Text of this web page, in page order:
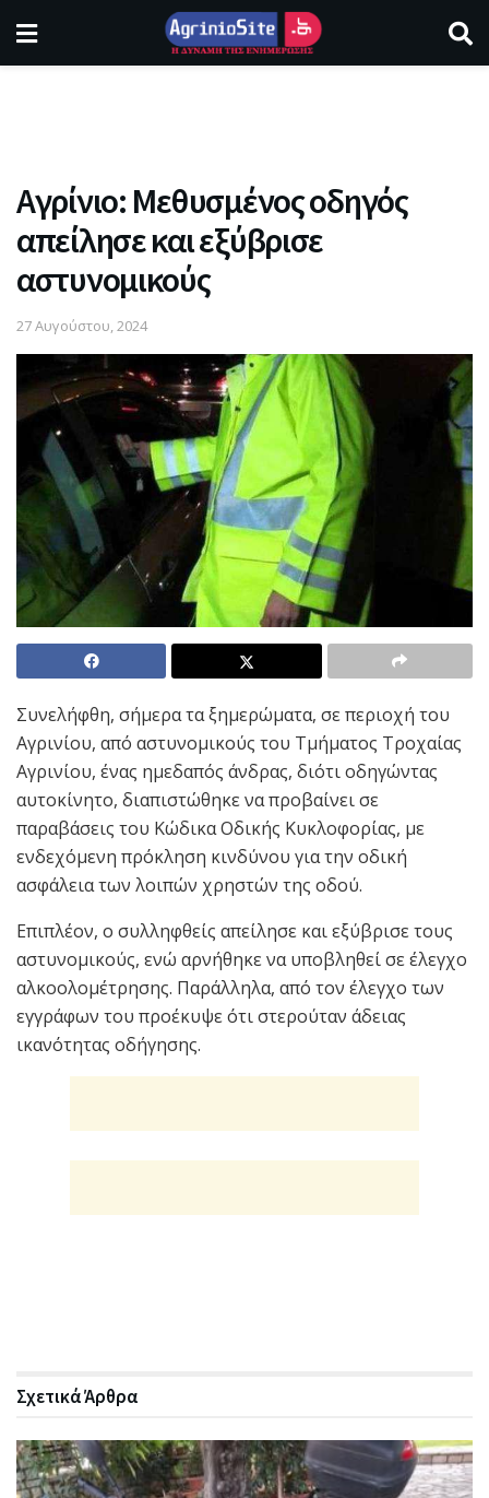
Αγρίνιο: Μεθυσμένος οδηγός
απείλησε και εξύβρισε
αστυνομικούς
27 Αυγούστου, 2024
Συνελήφθη, σήμερα τα ξημερώματα, σε περιοχή του
Αγρινίου, από αστυνομικούς του Τμήματος Τροχαίας
Αγρινίου, ένας ημεδαπός άνδρας, διότι οδηγώντας
αυτοκίνητο, διαπιστώθηκε να προβαίνει σε
παραβάσεις του Κώδικα Οδικής Κυκλοφορίας, με
ενδεχόμενη πρόκληση κινδύνου για την οδική
ασφάλεια των λοιπών χρηστών της οδού.
Επιπλέον, ο συλληφθείς απείλησε και εξύβρισε τους
αστυνομικούς, ενώ αρνήθηκε να υποβληθεί σε έλεγχο
αλκοολομέτρησης. Παράλληλα, από τον έλεγχο των
εγγράφων του προέκυψε ότι στερούταν άδειας
ικανότητας οδήγησης.
ΣχετικάΆρθρα